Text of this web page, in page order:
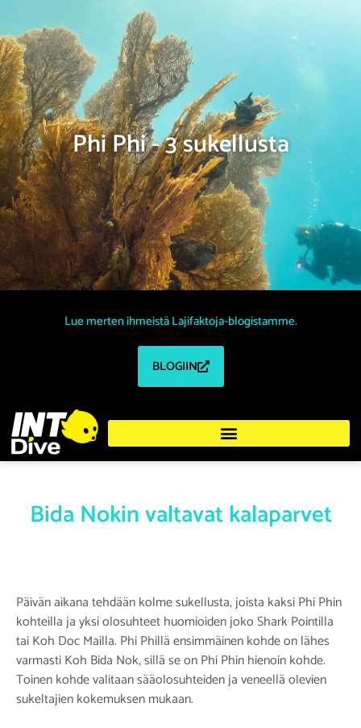
Phi Phi - 3 sukellusta
Lue merten ihmeistä Lajifaktoja-blogistamme.
BLOGIIN
Bida Nokin valtavat kalaparvet
Päivän aikana tehdään kolme sukellusta, joista kaksi Phi Phin
kohteilla ja yksi olosuhteet huomioiden joko Shark Pointilla
tai Koh Doc Mailla. Phi Phillä ensimmäinen kohde on lähes
varmasti Koh Bida Nok, sillä se on Phi Phin hienoin kohde.
Toinen kohde valitaan sääolosuhteiden ja veneellä olevien
sukeltajien kokemuksen mukaan.